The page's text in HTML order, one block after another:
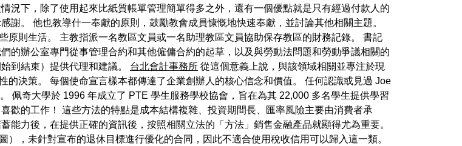
況下，除了使用起來比紙質帳單管理簡單得多之外，還有一個優點就是只有經過付款人的
。 他也教導什一奉獻的原則，鼓勵教會成員慷慨地快速奉獻，並討論其他相關主題。
則生活。 主教指派一名教區文員或一名助理教區文員協助保存教區的財務記錄。 書記
的辦公室專門從事管理合約和其他僱傭合約的起草，以及與勞動法問題和勞動爭議相關的
到結束）提供代理和建議。 台北會計事務所 從這個意義上說，與該領域相關並專注於現
決策。 每個使命宣言樣本都傳達了企業創辦人的核心信念和價值。 任何認識或見過 Joe
佩奇大學於 1996 年成立了 PTE 學生服務學校協會，旨在為其 22,000 多名學生提供學習
歡的工作！ 這些方法的特點是成本結構複雜、投資期間長、匯率風險主要由消費者承
能力後，在提供正確的資訊後，按照相關立法的「方法」銷售金融產品就顯得尤為重要。
，未針對宣布的退休目標進行優化的合同，因此不適合使用稅收信用可以歸入這一類。